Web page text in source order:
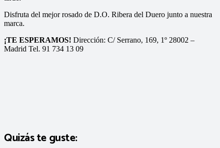
Disfruta del mejor rosado de D.O. Ribera del Duero junto a nuestra
marca.
¡TE ESPERAMOS! Dirección: C/ Serrano, 169, 1º 28002 –
Madrid Tel. 91 734 13 09
Quizás te guste: